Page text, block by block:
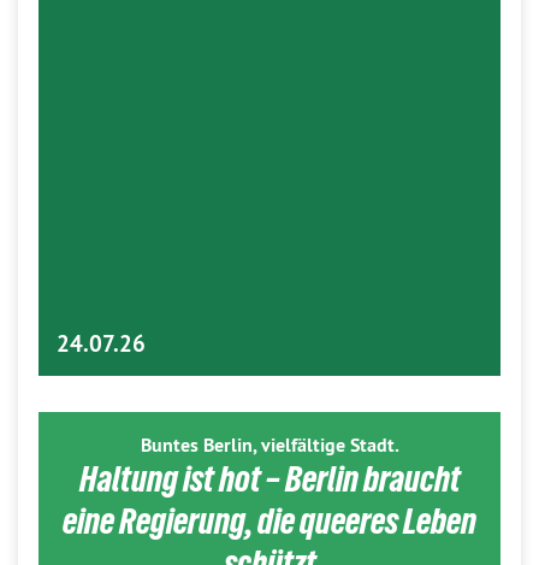
24.07.26
Buntes Berlin, vielfältige Stadt.
Haltung ist hot – Berlin braucht
eine Regierung, die queeres Leben